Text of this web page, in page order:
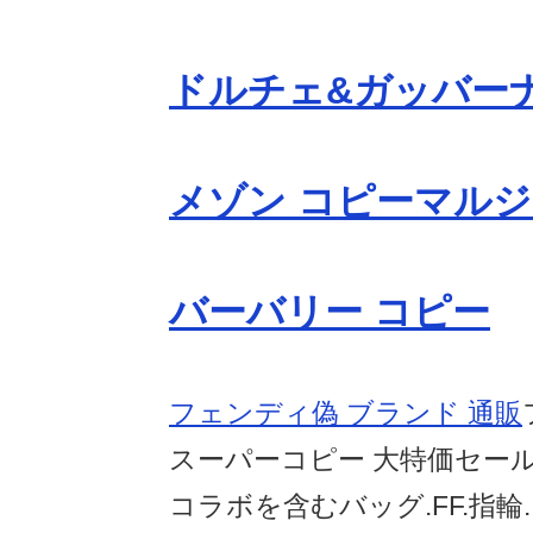
ドルチェ&ガッバー
メゾン コピーマル
バーバリー コピー
フェンディ偽 ブランド 通販
スーパーコピー 大特価セー
コラボを含むバッグ.FF.指